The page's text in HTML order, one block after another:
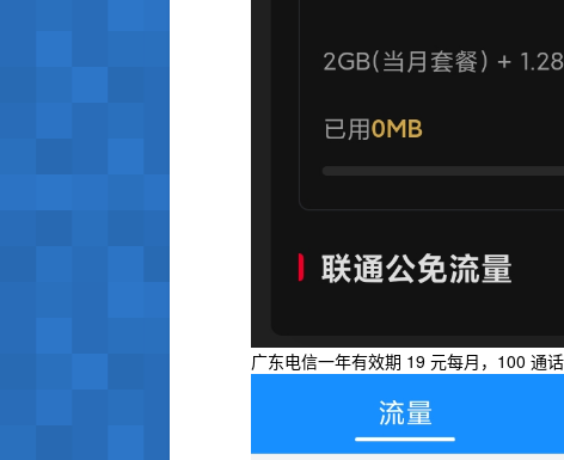
广东电信一年有效期 19 元每月，100 通